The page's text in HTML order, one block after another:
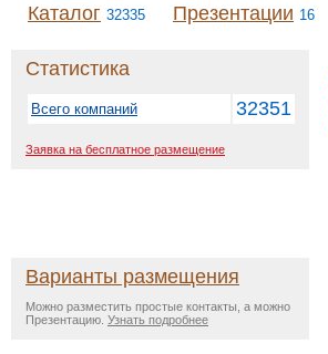
Каталог 32335 Презентации 16
Статистика
Всего компаний 32351
Заявка на бесплатное размещение
Варианты размещения
Можно разместить простые контакты, а можно
Презентацию. Узнать подробнее